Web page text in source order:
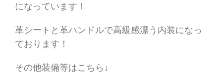
になっています！
革シートと革ハンドルで高級感漂う内装になっ
ております！
その他装備等はこちら↓